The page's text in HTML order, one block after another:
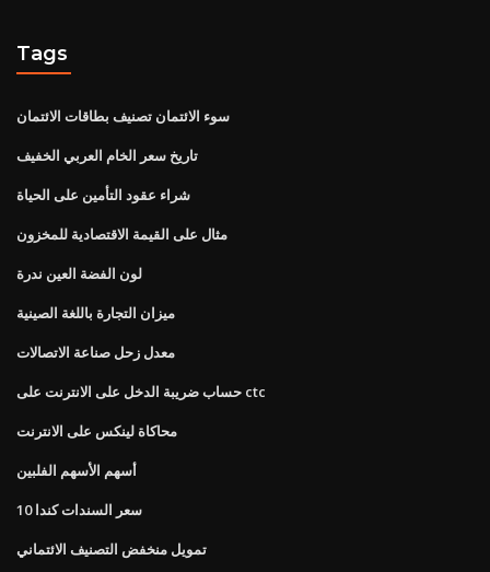
Tags
سوء الائتمان تصنيف بطاقات الائتمان
تاريخ سعر الخام العربي الخفيف
شراء عقود التأمين على الحياة
مثال على القيمة الاقتصادية للمخزون
لون الفضة العين ندرة
ميزان التجارة باللغة الصينية
معدل زحل صناعة الاتصالات
حساب ضريبة الدخل على الانترنت على ctc
محاكاة لينكس على الانترنت
أسهم الأسهم الفلبين
10 سعر السندات كندا
تمويل منخفض التصنيف الائتماني